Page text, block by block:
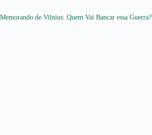
Memorando de Vilnius: Quem Vai Bancar essa Guerra?